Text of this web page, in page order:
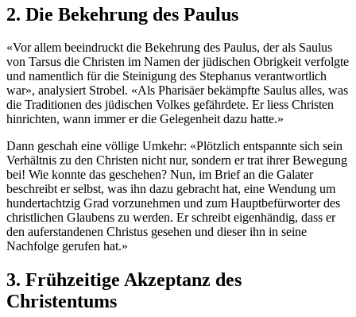
2. Die Bekehrung des Paulus
«Vor allem beeindruckt die Bekehrung des Paulus, der als Saulus
von Tarsus die Christen im Namen der jüdischen Obrigkeit verfolgte
und namentlich für die Steinigung des Stephanus verantwortlich
war», analysiert Strobel. «Als Pharisäer bekämpfte Saulus alles, was
die Traditionen des jüdischen Volkes gefährdete. Er liess Christen
hinrichten, wann immer er die Gelegenheit dazu hatte.»
Dann geschah eine völlige Umkehr: «Plötzlich entspannte sich sein
Verhältnis zu den Christen nicht nur, sondern er trat ihrer Bewegung
bei! Wie konnte das geschehen? Nun, im Brief an die Galater
beschreibt er selbst, was ihn dazu gebracht hat, eine Wendung um
hundertachtzig Grad vorzunehmen und zum Hauptbefürworter des
christlichen Glaubens zu werden. Er schreibt eigenhändig, dass er
den auferstandenen Christus gesehen und dieser ihn in seine
Nachfolge gerufen hat.»
3. Frühzeitige Akzeptanz des
Christentums